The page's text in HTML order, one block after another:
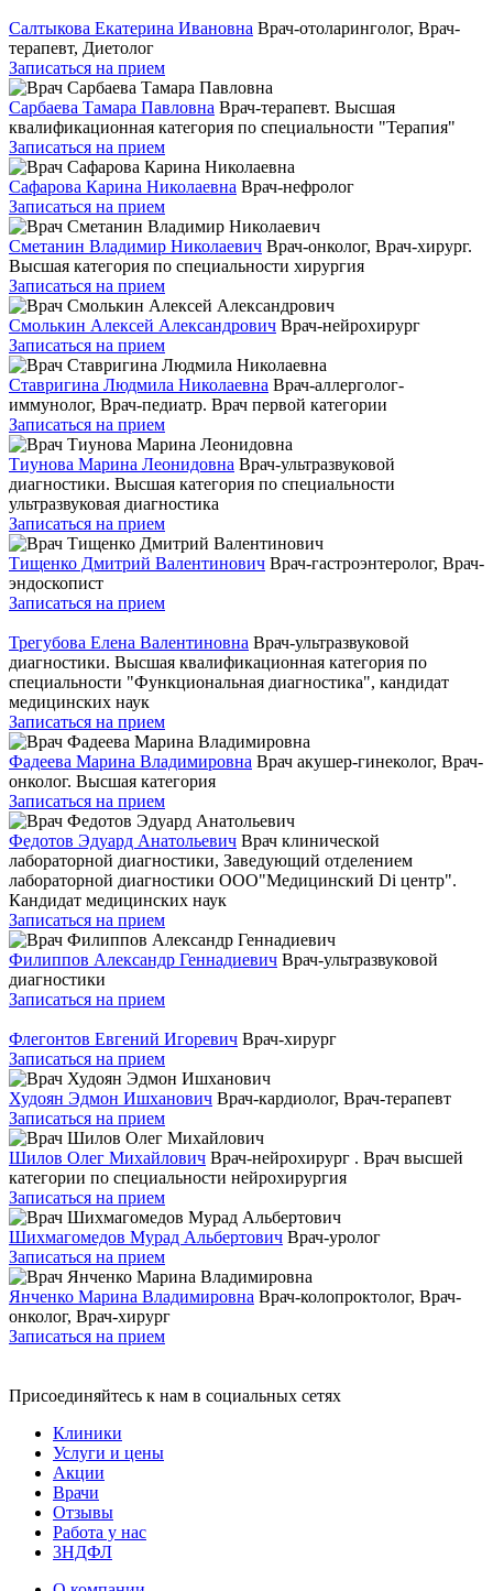
Салтыкова Екатерина Ивановна Врач-отоларинголог, Врач-
терапевт, Диетолог
Записаться на прием
Сарбаева Тамара Павловна Врач-терапевт. Высшая
квалификационная категория по специальности "Терапия"
Записаться на прием
Сафарова Карина Николаевна Врач-нефролог
Записаться на прием
Сметанин Владимир Николаевич Врач-онколог, Врач-хирург.
Высшая категория по специальности хирургия
Записаться на прием
Смолькин Алексей Александрович Врач-нейрохирург
Записаться на прием
Ставригина Людмила Николаевна Врач-аллерголог-
иммунолог, Врач-педиатр. Врач первой категории
Записаться на прием
Тиунова Марина Леонидовна Врач-ультразвуковой
диагностики. Высшая категория по специальности
ультразвуковая диагностика
Записаться на прием
Тищенко Дмитрий Валентинович Врач-гастроэнтеролог, Врач-
эндоскопист
Записаться на прием
Трегубова Елена Валентиновна Врач-ультразвуковой
диагностики. Высшая квалификационная категория по
специальности "Функциональная диагностика", кандидат
медицинских наук
Записаться на прием
Фадеева Марина Владимировна Врач акушер-гинеколог, Врач-
онколог. Высшая категория
Записаться на прием
Федотов Эдуард Анатольевич Врач клинической
лабораторной диагностики, Заведующий отделением
лабораторной диагностики ООО"Медицинский Di центр".
Кандидат медицинских наук
Записаться на прием
Филиппов Александр Геннадиевич Врач-ультразвуковой
диагностики
Записаться на прием
Флегонтов Евгений Игоревич Врач-хирург
Записаться на прием
Худоян Эдмон Ишханович Врач-кардиолог, Врач-терапевт
Записаться на прием
Шилов Олег Михайлович Врач-нейрохирург . Врач высшей
категории по специальности нейрохирургия
Записаться на прием
Шихмагомедов Мурад Альбертович Врач-уролог
Записаться на прием
Янченко Марина Владимировна Врач-колопроктолог, Врач-
онколог, Врач-хирург
Записаться на прием
Присоединяйтесь к нам в социальных сетях
Клиники
Услуги и цены
Акции
Врачи
Отзывы
Работа у нас
3НДФЛ